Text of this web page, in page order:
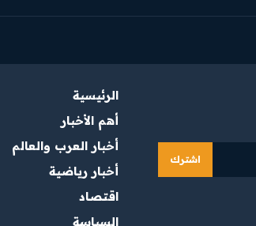
اشترك
الرئيسية
أهم الأخبار
أخبار العرب والعالم
أخبار رياضية
اقتصاد
السياسة